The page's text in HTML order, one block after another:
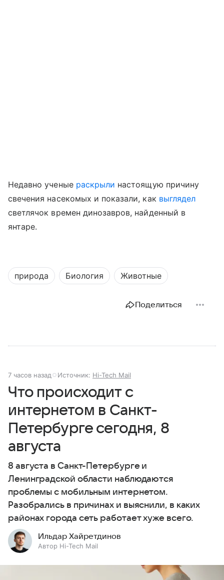
Недавно ученые раскрыли настоящую причину
свечения насекомых и показали, как выглядел
светлячок времен динозавров, найденный в
янтаре.
природа Биология Животные
Поделиться
7 часов назад Источник: Hi-Tech Mail
Что происходит с
интернетом в Санкт-
Петербурге сегодня, 8
августа
8 августа в Санкт-Петербурге и
Ленинградской области наблюдаются
проблемы с мобильным интернетом.
Разобрались в причинах и выяснили, в каких
районах города сеть работает хуже всего.
Ильдар Хайретдинов
Автор Hi-Tech Mail